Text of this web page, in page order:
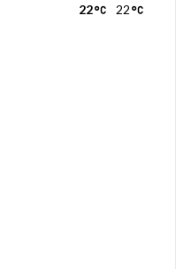
22
22